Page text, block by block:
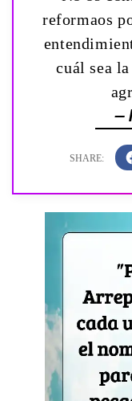
reformaos
cuál sea
—